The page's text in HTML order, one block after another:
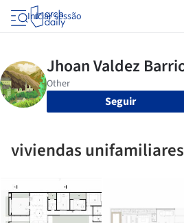
Iniciar sessão
Seguir
viviendas unifamiliares